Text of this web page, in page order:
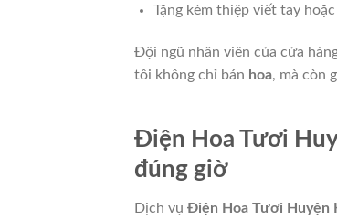
Tặng kèm thiệp viết tay
Đội ngũ nhân viên của cửa
tôi không chỉ bán hoa, mà còn
Điện Hoa Tươi
đúng giờ
Dịch vụ Điện Hoa Tươi Huyện